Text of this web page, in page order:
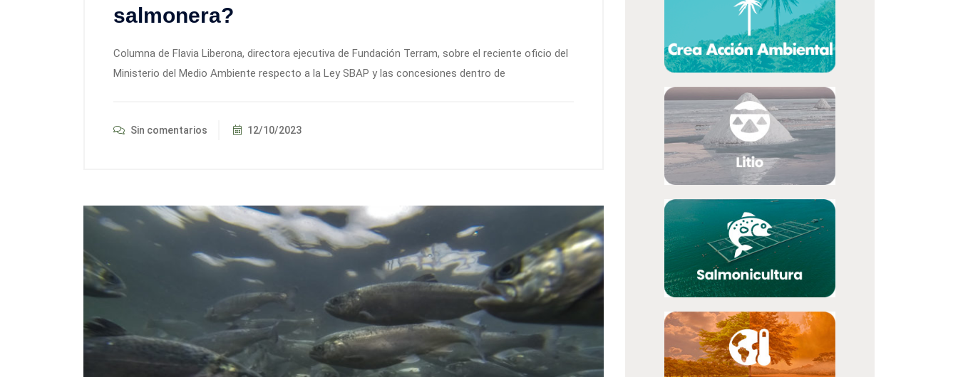
salmonera?
Columna de Flavia Liberona, directora ejecutiva de Fundación Terram, sobre el reciente oficio del
Ministerio del Medio Ambiente respecto a la Ley SBAP y las concesiones dentro de
Sin comentarios 12/10/2023